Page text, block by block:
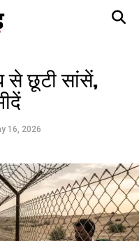
से छूटी सांसें,
16, 2026